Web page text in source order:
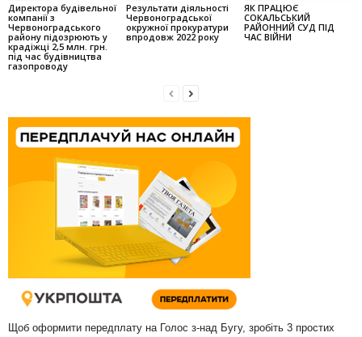
Директора будівельної
компанії з
Червоноградського
району підозрюють у
крадіжці 2,5 млн. грн.
під час будівництва
газопроводу
Результати діяльності
Червоноградської
окружної прокуратури
впродовж 2022 року
ЯК ПРАЦЮЄ
СОКАЛЬСЬКИЙ
РАЙОННИЙ СУД ПІД
ЧАС ВІЙНИ
Щоб оформити передплату на Голос з-над Бугу, зробіть 3 простих